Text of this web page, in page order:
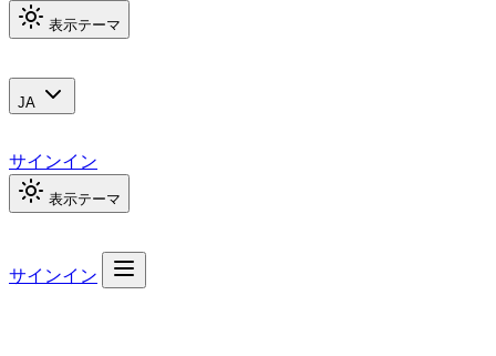
表示テーマ
JA
サインイン
表示テーマ
サインイン